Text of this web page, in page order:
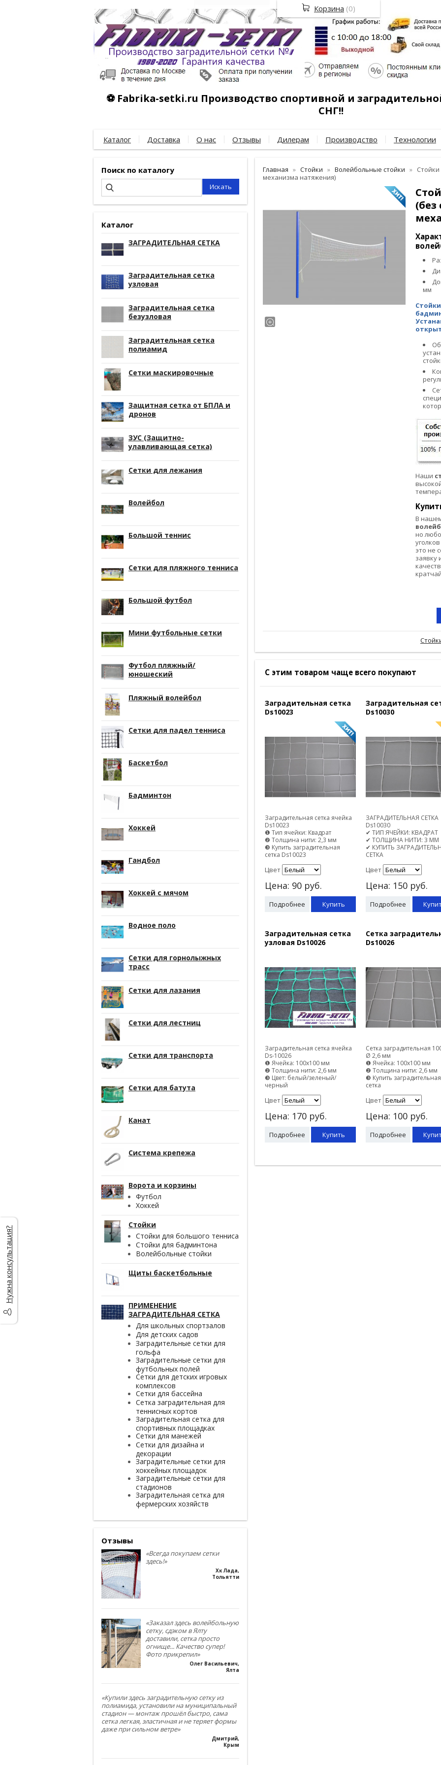
⚽ Fabrika-setki.ru Производство спортивной и
СНГ!!
Каталог Доставка О нас Отзывы Дилерам Производство Технологии
Поиск по каталогу
Каталог
ЗАГРАДИТЕЛЬНАЯ СЕТКА
Заградительная сетка
узловая
Заградительная сетка
безузловая
Заградительная сетка
полиамид
Сетки маскировочные
Защитная сетка от БПЛА и
дронов
ЗУС (Защитно-
улавливающая сетка)
Сетки для лежания
Волейбол
Большой теннис
Сетки для пляжного тенниса
Большой футбол
Мини футбольные сетки
Футбол пляжный/
юношеский
Пляжный волейбол
Сетки для падел тенниса
Баскетбол
Бадминтон
Хоккей
Гандбол
Хоккей с мячом
Водное поло
Сетки для горнолыжных
трасс
Сетки для лазания
Сетки для лестниц
Сетки для транспорта
Сетки для батута
Канат
Система крепежа
Ворота и корзины
Футбол
Хоккей
Стойки
Стойки для большого тенниса
Стойки для бадминтона
Волейбольные стойки
Щиты баскетбольные
ПРИМЕНЕНИЕ
ЗАГРАДИТЕЛЬНАЯ СЕТКА
Для школьных спортзалов
Для детских садов
Заградительные сетки для
гольфа
Заградительные сетки для
футбольных полей
Сетки для детских игровых
комплексов
Сетки для бассейна
Сетка заградительная для
теннисных кортов
Заградительная сетка для
спортивных площадках
Сетки для манежей
Сетки для дизайна и
декорации
Заградительные сетки для
хоккейных площадок
Заградительные сетки для
стадионов
Заградительная сетка для
фермерских хозяйств
Отзывы
«Всегда покупаем сетки
здесь!»
Хк Лада,
Тольятти
«Заказал здесь волейбольную
сетку, сдэком в Ялту
доставили, сетка просто
огнище... Качество супер!
Фото прикрепил»
Олег Васильевич,
Ялта
«Купили здесь заградительную сетку из
полиамида, установили на муниципальный
стадион — монтаж прошёл быстро, сама
сетка легкая, эластичная и не теряет формы
даже при сильном ветре»
Дмитрий,
Крым
Главная Стойки Волейбольные стойки
механизма натяжения)
(без
мм
Наши
B
нo
этo нe
зaявкy
С этим товаром чаще всего покупают
Заградительная сетка
Ds10023
Заградительная сетка ячейка
Ds10023
❶ Тип ячейки: Квадрат
❷ Толщина нити: 2,3 мм
❸ Купить заградительная
сетка Ds10023
Цвет
Цена: 90 руб.
Подробнее Купить
Заградительная
Ds10030
ЗАГРАДИТЕЛЬНАЯ СЕТКА
Ds10030
✔ ТИП ЯЧЕЙКИ: КВАДРАТ
✔ ТОЛЩИНА НИТИ: 3 ММ
✔ КУПИТЬ
СЕТКА
Цвет
Цена: 150 руб.
Подробнее
Заградительная сетка
узловая Ds10026
Заградительная сетка ячейка
Ds-10026
❶ Ячейка: 100х100 мм
❷ Толщина нити: 2,6 мм
❸ Цвет: белый/зеленый/
черный
Цвет
Цена: 170 руб.
Подробнее Купить
Сетка
Ds10026
Сетка заградительная
Ø 2,6 мм
❶ Ячейка: 100х100 мм
❷ Толщина нити: 2,6 мм
❸ Купить заградительная
сетка
Цвет
Цена: 100 руб.
Подробнее
Нужна консультация?
Корзина (0)